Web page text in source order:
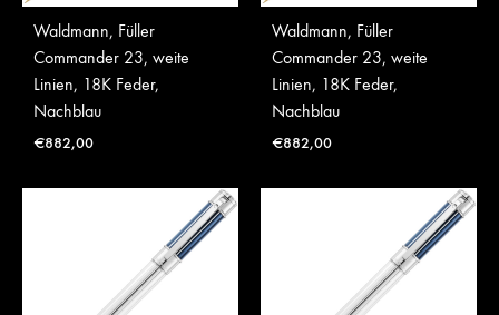
Waldmann, Füller
Commander 23, weite
Linien, 18K Feder,
Nachblau
€882,00
Waldmann, Füller
Commander 23, weite
Linien, 18K Feder,
Nachblau
€882,00